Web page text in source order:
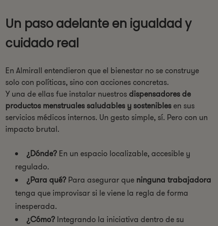
Un paso adelante en igualdad y
cuidado real
En Almirall entendieron que el bienestar no se construye
solo con políticas, sino con acciones concretas.
Y una de ellas fue instalar nuestrosdispensadores de
productos menstruales saludables y sostenibles en sus
servicios médicos internos. Un gesto simple, sí. Pero con un
impacto brutal.
¿Dónde? En un espacio localizable, accesible y
regulado.
¿Para qué? Para asegurar que ninguna trabajadora
tenga que improvisar si le viene la regla de forma
inesperada.
¿Cómo? Integrando la iniciativa dentro de su